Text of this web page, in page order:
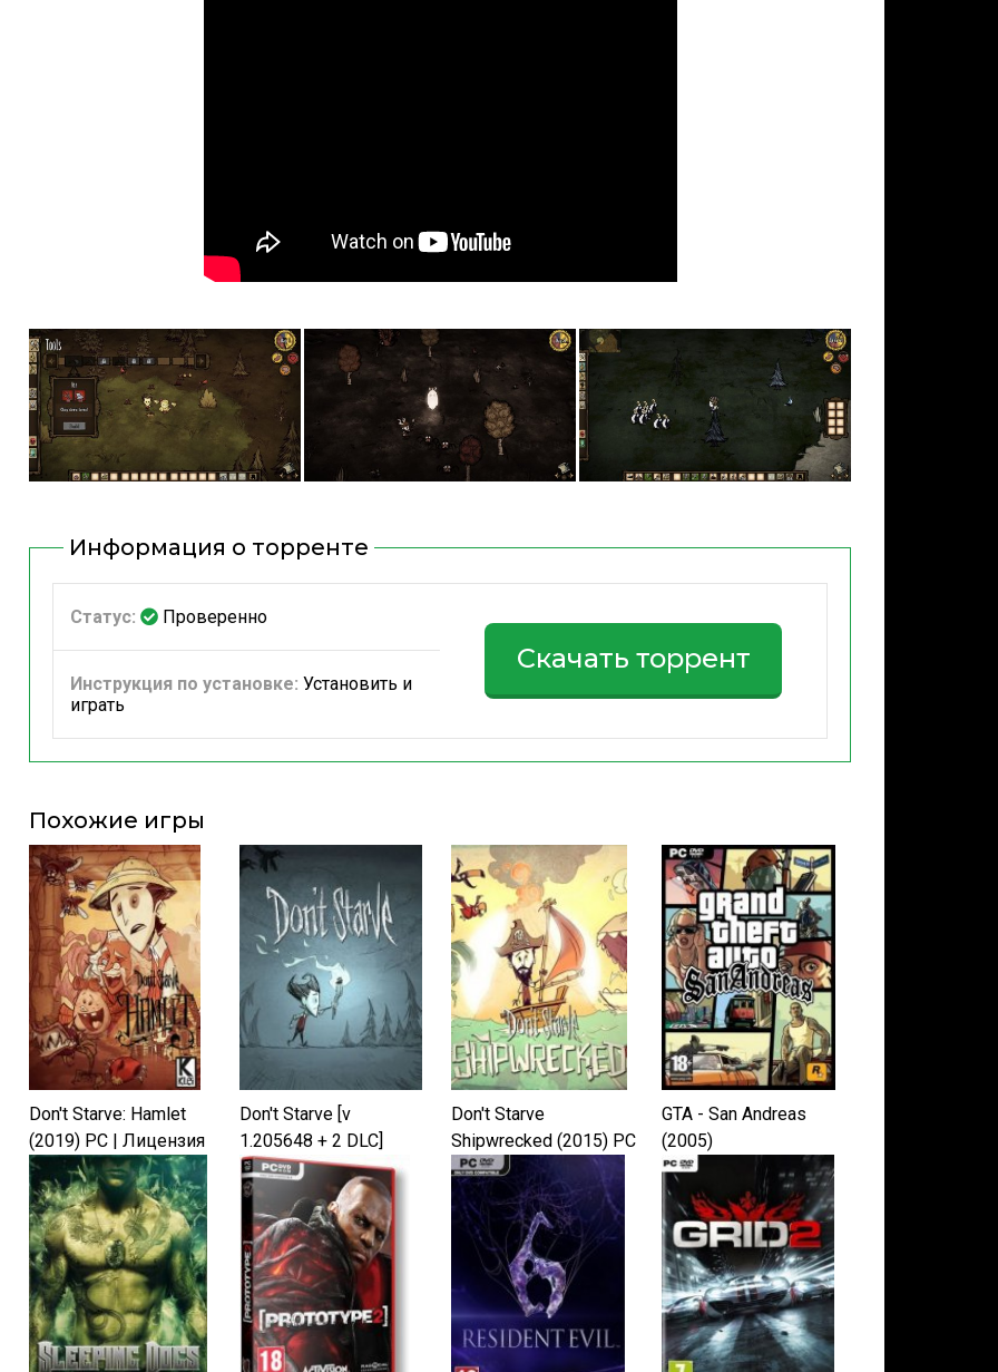
Информация о торренте
Статус: Проверенно
Инструкция по установке: Установить и
играть
Скачать торрент
Похожие игры
Don't Starve: Hamlet
(2019) PC | Лицензия
Don't Starve [v
1.205648 + 2 DLC]
(2013) PC | RePack от
Decepticon
Don't Starve
Shipwrecked (2015) PC
| Лицензия
GTA - San Andreas
(2005)